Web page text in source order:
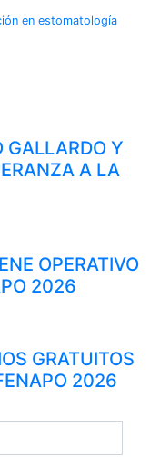
en estomatología
GALLARDO Y
A LA
OPERATIVO
2026
GRATUITOS
2026